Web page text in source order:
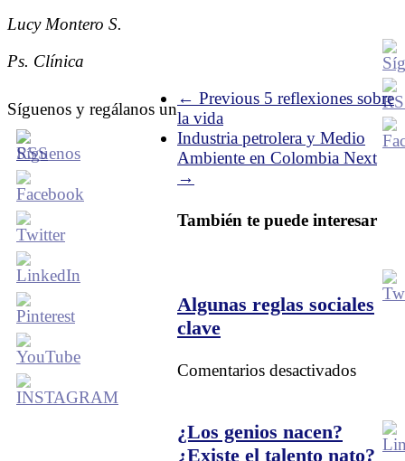
Lucy Montero S.
Ps. Clínica
Síguenos y regálanos un
← Previous 5 reflexiones sobre
la vida
Industria petrolera y Medio
Ambiente en Colombia Next
→
También te puede interesar
Algunas reglas sociales
clave
Comentarios desactivadosen
clave
¿Los genios nacen?
¿Existe el talento nato?